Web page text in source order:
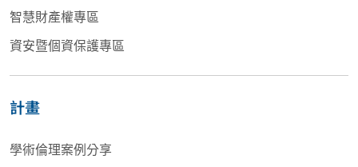
智慧財產權專區
資安暨個資保護專區
計畫
學術倫理案例分享